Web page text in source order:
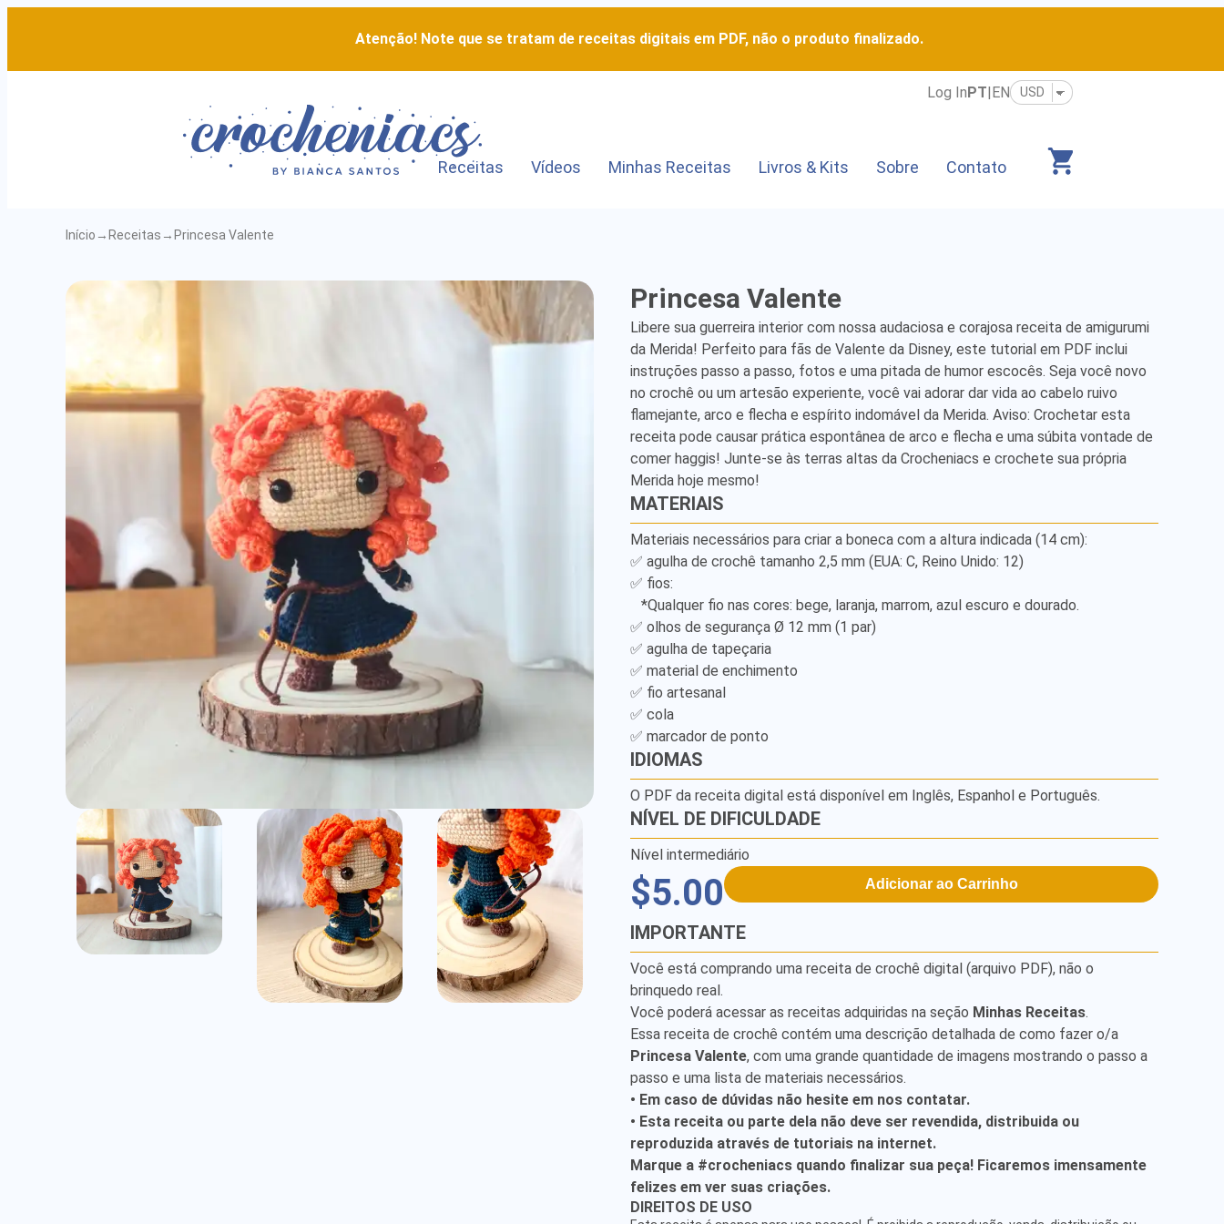
Atenção! Note que se tratam de receitas digitais em PDF, não o produto finalizado.
Log InPT|EN
Receitas Vídeos Minhas Receitas Livros & Kits Sobre Contato
Início → Receitas → Princesa Valente
Princesa
Valente
Detailed
Amigurumi
Pattern
Princesa Valente
Libere sua guerreira interior com nossa audaciosa e corajosa receita de amigurumi
da Merida! Perfeito para fãs de Valente da Disney, este tutorial em PDF inclui
instruções passo a passo, fotos e uma pitada de humor escocês. Seja você novo
no crochê ou um artesão experiente, você vai adorar dar vida ao cabelo ruivo
flamejante, arco e flecha e espírito indomável da Merida. Aviso: Crochetar esta
receita pode causar prática espontânea de arco e flecha e uma súbita vontade de
comer haggis! Junte-se às terras altas da Crocheniacs e crochete sua própria
Merida hoje mesmo!
MATERIAIS
Materiais necessários para criar a boneca com a altura indicada (14 cm):
✅ agulha de crochê tamanho 2,5 mm (EUA: C, Reino Unido: 12)
✅ fios:
✅ olhos de segurança Ø 12 mm (1 par)
✅ agulha de tapeçaria
✅ material de enchimento
✅ fio artesanal
✅ cola
✅ marcador de ponto
IDIOMAS
O PDF da receita digital está disponível em Inglês, Espanhol e Português.
NÍVEL DE DIFICULDADE
Nível intermediário
$5.00 Adicionar ao Carrinho
IMPORTANTE
Você está comprando uma receita de crochê digital (arquivo PDF), não o
brinquedo real.
Você poderá acessar as receitas adquiridas na seção Minhas Receitas.
Essa receita de crochê contém uma descrição detalhada de como fazer o/a
Princesa Valente, com uma grande quantidade de imagens mostrando o passo a
passo e uma lista de materiais necessários.
• Em caso de dúvidas não hesite em nos contatar.
• Esta receita ou parte dela não deve ser revendida, distribuida ou
reproduzida através de tutoriais na internet.
Marque a #crocheniacs quando finalizar sua peça! Ficaremos imensamente
felizes em ver suas criações.
DIREITOS DE USO
ATENDIMENTO